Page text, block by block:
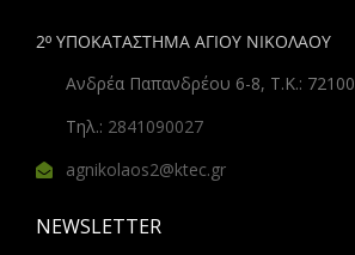
2º ΥΠΟΚΑΤΑΣΤΗΜΑ ΑΓΙΟΥ ΝΙΚΟΛΑΟΥ
Ανδρέα Παπανδρέου 6-8, Τ.Κ.: 72100
Τηλ.: 2841090027
agnikolaos2@ktec.gr
NEWSLETTER